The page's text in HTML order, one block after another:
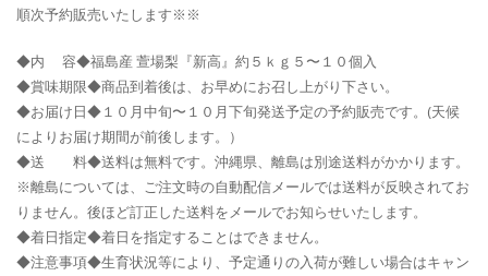
順次予約販売いたします※※
◆内 容◆福島産 萱場梨『新高』約５ｋｇ５〜１０個入
◆賞味期限◆商品到着後は、お早めにお召し上がり下さい。
◆お届け日◆１０月中旬〜１０月下旬発送予定の予約販売です。(天候
によりお届け期間が前後します。）
◆送 料◆送料は無料です。沖縄県、離島は別途送料がかかります。
※離島については、ご注文時の自動配信メールでは送料が反映されてお
りません。後ほど訂正した送料をメールでお知らせいたします。
◆着日指定◆着日を指定することはできません。
◆注意事項◆生育状況等により、予定通りの入荷が難しい場合はキャン